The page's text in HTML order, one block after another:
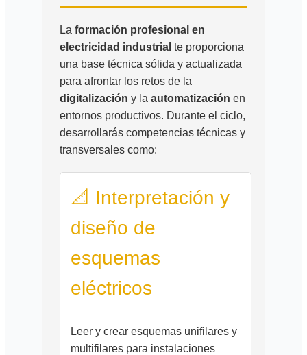
La formación profesional en
electricidad industrial te proporciona
una base técnica sólida y actualizada
para afrontar los retos de la
digitalización y la automatización en
entornos productivos. Durante el ciclo,
desarrollarás competencias técnicas y
transversales como:
📐 Interpretación y
diseño de
esquemas
eléctricos
Leer y crear esquemas unifilares y
multifilares para instalaciones